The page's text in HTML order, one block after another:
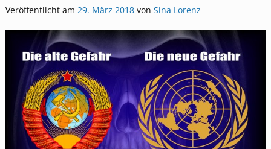
Veröffentlicht am 29. März 2018 von Sina Lorenz